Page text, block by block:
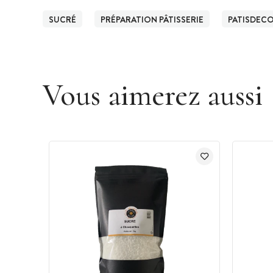
SUCRÉ PRÉPARATION PÂTISSERIE
Vous aimerez aussi